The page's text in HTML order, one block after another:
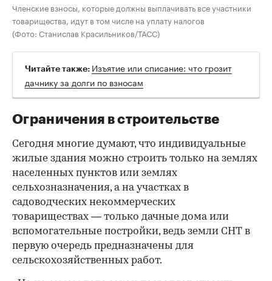
Членские взносы, которые должны выплачивать все участники
товарищества, идут в том числе на уплату налогов
(Фото: Станислав Красильников/ТАСС)
Читайте также: Изъятие или списание: что грозит
дачнику за долги по взносам
Ограничения в строительстве
Сегодня многие думают, что индивидуальные
жилые здания можно строить только на землях
населенных пунктов или землях
сельхозназначения, а на участках в
садоводческих некоммерческих
товариществах — только дачные дома или
вспомогательные постройки, ведь земли СНТ в
первую очередь предназначены для
сельскохозяйственных работ.